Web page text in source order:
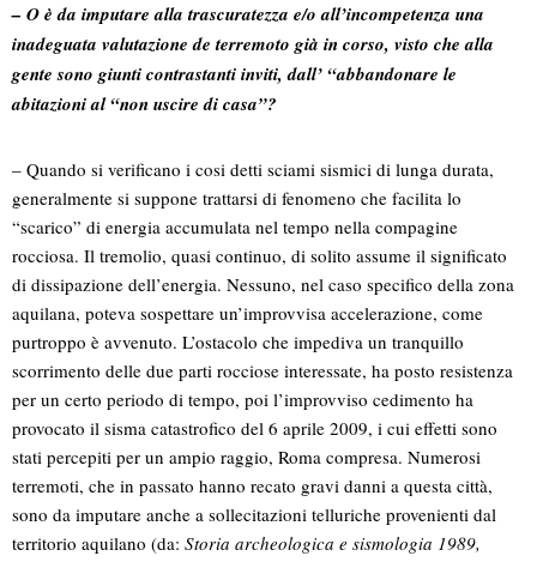
– O è da imputare alla trascuratezza e/o all’incompetenza una
inadeguata valutazione de terremoto già in corso, visto che alla
gente sono giunti contrastanti inviti, dall’ “abbandonare le
abitazioni al “non uscire di casa”?
– Quando si verificano i cosi detti sciami sismici di lunga durata,
generalmente si suppone trattarsi di fenomeno che facilita lo
“scarico” di energia accumulata nel tempo nella compagine
rocciosa. Il tremolio, quasi continuo, di solito assume il significato
di dissipazione dell’energia. Nessuno, nel caso specifico della zona
aquilana, poteva sospettare un’improvvisa accelerazione, come
purtroppo è avvenuto. L’ostacolo che impediva un tranquillo
scorrimento delle due parti rocciose interessate, ha posto resistenza
per un certo periodo di tempo, poi l’improvviso cedimento ha
provocato il sisma catastrofico del 6 aprile 2009, i cui effetti sono
stati percepiti per un ampio raggio, Roma compresa. Numerosi
terremoti, che in passato hanno recato gravi danni a questa città,
sono da imputare anche a sollecitazioni telluriche provenienti dal
territorio aquilano (da: Storia archeologica e sismologia 1989,